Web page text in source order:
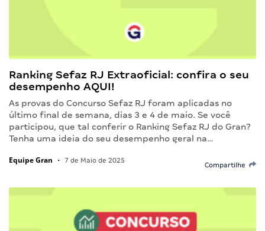
Ranking Sefaz RJ Extraoficial: confira o seu
desempenho AQUI!
As provas do Concurso Sefaz RJ foram aplicadas no
último final de semana, dias 3 e 4 de maio. Se você
participou, que tal conferir o Ranking Sefaz RJ do Gran?
Tenha uma ideia do seu desempenho geral na…
Equipe Gran • 7 de Maio de 2025
Compartilhe